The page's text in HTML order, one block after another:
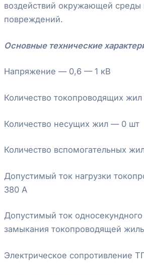
воздействий окружающей среды
повреждений.
Основные технические
Напряжение — 0,6 — 1 кВ
Количество токопроводящих
Количество несущих жил — 0 шт
Количество вспомогательных
Допустимый ток нагрузки
380 А
Допустимый ток односекундного
замыкания токопроводящей
Электрическое